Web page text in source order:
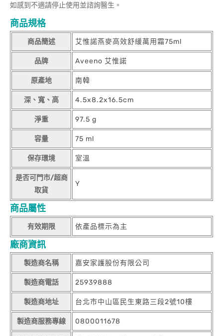
如感到不適請停止使用並諮詢醫生。
商品規格
商品簡述 艾惟諾燕麥高效舒緩萬用霜75ml
品牌 Aveeno 艾惟諾
原產地 南韓
深、寬、高 4.5x8.2x16.5cm
淨重 97.5 g
容量 75 ml
保存環境 室溫
是否可門市/超商
取貨
Y
商品屬性
有效期限 依產品標示為主
廠商資訊
製造商名稱 嘉安家護股份有限公司
製造商電話 25939888
製造商地址 台北市中山區民生東路三段2號10樓
製造商服務專線 0800011678